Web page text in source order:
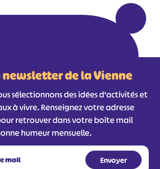
newsletter de la Vienne
sélectionnons des idées d'activités et
à vivre. Renseignez votre adresse
retrouver dans votre boîte mail
humeur mensuelle.
#